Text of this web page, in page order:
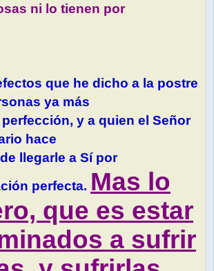
ni lo tienen por
que he dicho a la postre
ya más
y a quien el Señor
hace
llegarle a Sí por
perfecta. Mas lo
que es estar
a sufrir